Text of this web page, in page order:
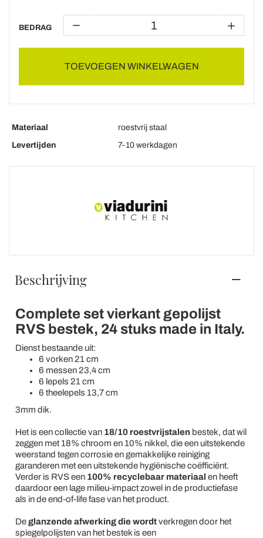
BEDRAG
TOEVOEGEN WINKELWAGEN
Materiaal
roestvrij staal
Levertijden
7-10 werkdagen
Beschrijving
Complete set vierkant gepolijst
RVS bestek, 24 stuks made in Italy.
Dienst bestaande uit:
6 vorken 21 cm
6 messen 23,4 cm
6 lepels 21 cm
6 theelepels 13,7 cm
3mm dik.
Het is een collectie van 18/10 roestvrijstalen bestek, dat wil
zeggen met 18% chroom en 10% nikkel, die een uitstekende
weerstand tegen corrosie en gemakkelijke reiniging
garanderen met een uitstekende hygiënische coëfficiënt.
Verder is RVS een 100% recyclebaar materiaal en heeft
daardoor een lage milieu-impact zowel in de productiefase
als in de end-of-life fase van het product.
Deglanzende afwerking die wordtverkregen door het
spiegelpolijsten van het bestek is een